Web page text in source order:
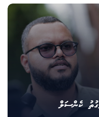
ކެންސަލް